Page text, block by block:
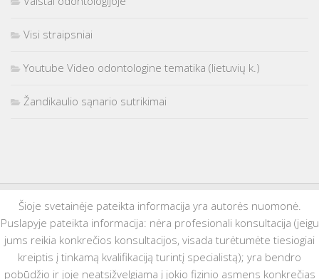
Visi straipsniai
Youtube Video odontologine tematika (lietuvių k.)
Žandikaulio sąnario sutrikimai
Šioje svetainėje pateikta informacija yra autorės nuomonė.
Puslapyje pateikta informacija: nėra profesionali konsultacija (jeigu
jums reikia konkrečios konsultacijos, visada turėtumėte tiesiogiai
kreiptis į tinkamą kvalifikaciją turintį specialistą); yra bendro
pobūdžio ir joje neatsižvelgiama į jokio fizinio asmens konkrečias